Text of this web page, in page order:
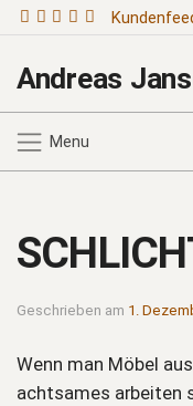
Andreas
Menu
Geschrieben am 1.
Wenn man Möbel
achtsames arbeiten